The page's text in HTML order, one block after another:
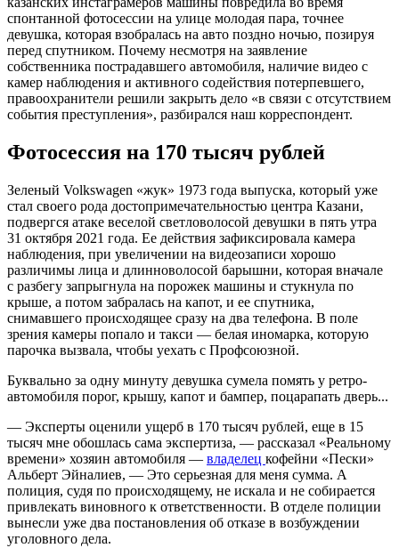
спонтанной фотосессии на улице молодая пара, точнее
девушка, которая взобралась на авто поздно ночью, позируя
перед спутником. Почему несмотря на заявление
собственника пострадавшего автомобиля, наличие видео с
камер наблюдения и активного содействия потерпевшего,
правоохранители решили закрыть дело «в связи с отсутствием
события преступления», разбирался наш корреспондент.
Фотосессия на 170 тысяч рублей
Зеленый Volkswagen «жук» 1973 года выпуска, который уже
стал своего рода достопримечательностью центра Казани,
подвергся атаке веселой светловолосой девушки в пять утра
31 октября 2021 года. Ее действия зафиксировала камера
наблюдения, при увеличении на видеозаписи хорошо
различимы лица и длинноволосой барышни, которая вначале
с разбегу запрыгнула на порожек машины и стукнула по
крыше, а потом забралась на капот, и ее спутника,
снимавшего происходящее сразу на два телефона. В поле
зрения камеры попало и такси — белая иномарка, которую
парочка вызвала, чтобы уехать с Профсоюзной.
Буквально за одну минуту девушка сумела помять у ретро-
автомобиля порог, крышу, капот и бампер, поцарапать дверь...
— Эксперты оценили ущерб в 170 тысяч рублей, еще в 15
тысяч мне обошлась сама экспертиза, — рассказал «Реальному
времени» хозяин автомобиля — владелец кофейни «Пески»
Альберт Эйналиев, — Это серьезная для меня сумма. А
полиция, судя по происходящему, не искала и не собирается
привлекать виновного к ответственности. В отделе полиции
вынесли уже два постановления об отказе в возбуждении
уголовного дела.